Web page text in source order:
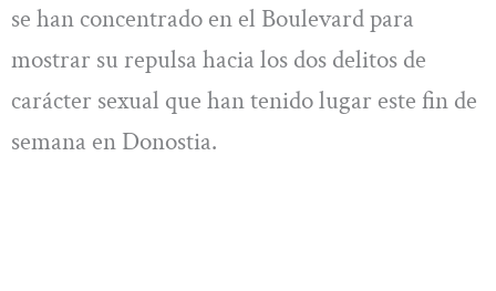
se han concentrado en el Boulevard para
mostrar su repulsa hacia los dos delitos de
carácter sexual que han tenido lugar este fin de
semana en Donostia.